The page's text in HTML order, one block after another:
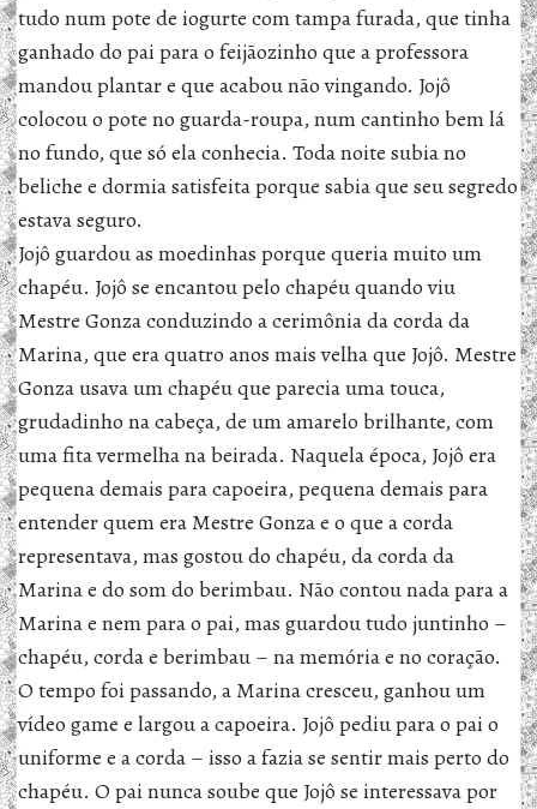
tudo num pote de iogurte com tampa furada, que tinha
ganhado do pai para o feijãozinho que a professora
mandou plantar e que acabou não vingando. Jojô
colocou o pote no guarda-roupa, num cantinho bem lá
no fundo, que só ela conhecia. Toda noite subia no
beliche e dormia satisfeita porque sabia que seu segredo
estava seguro.
Jojô guardou as moedinhas porque queria muito um
chapéu. Jojô se encantou pelo chapéu quando viu
Mestre Gonza conduzindo a cerimônia da corda da
Marina, que era quatro anos mais velha que Jojô. Mestre
Gonza usava um chapéu que parecia uma touca,
grudadinho na cabeça, de um amarelo brilhante, com
uma fita vermelha na beirada. Naquela época, Jojô era
pequena demais para capoeira, pequena demais para
entender quem era Mestre Gonza e o que a corda
representava, mas gostou do chapéu, da corda da
Marina e do som do berimbau. Não contou nada para a
Marina e nem para o pai, mas guardou tudo juntinho –
chapéu, corda e berimbau – na memória e no coração.
O tempo foi passando, a Marina cresceu, ganhou um
vídeo game e largou a capoeira. Jojô pediu para o pai o
uniforme e a corda – isso a fazia se sentir mais perto do
chapéu. O pai nunca soube que Jojô se interessava por